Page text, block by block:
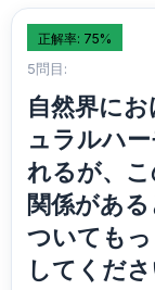
正解率: 75%
5問目:
自然界に
ュラルハ
れるが、
関係があ
ついても
してくだ